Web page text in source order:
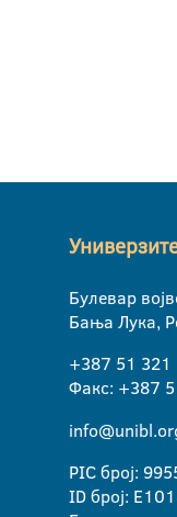
Булевар
Бања Лука,
+387 51 321
Факс: +387
PIC број:
ID број: